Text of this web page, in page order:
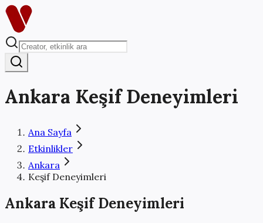
Ankara Keşif Deneyimleri
Ana Sayfa
Etkinlikler
Ankara
Keşif Deneyimleri
Ankara Keşif Deneyimleri